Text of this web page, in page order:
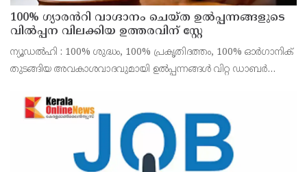
100% ഗ്യാരൻറി വാഗ്ദാനം ചെയ്ത ഉൽപ്പന്നങ്ങളുടെ
വിൽപ്പന വിലക്കിയ ഉത്തരവിന് സ്റ്റേ
ന്യൂഡൽഹി : 100% ശുദ്ധം, 100% പ്രകൃതിദത്തം, 100% ഓർഗാനിക്
തുടങ്ങിയ അവകാശവാദവുമായി ഉൽപ്പന്നങ്ങൾ വിറ്റ ഡാബർ
ഓഫ് ഇന്ത്യ ഏർപ്പെടുത്തിയ വിലക്കിന് സ്റ്